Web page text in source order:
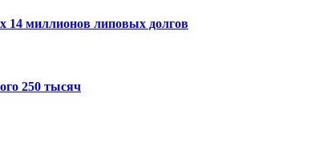
14 миллионов липовых долгов
250 тысяч